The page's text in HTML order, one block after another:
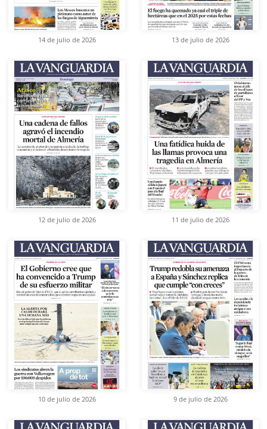
14 de julio de 2026 13 de julio de 2026
12 de julio de 2026 11 de julio de 2026
10 de julio de 2026 9 de julio de 2026